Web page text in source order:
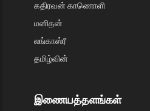
கதிரவன் காணொளி
மனிதன்
லங்காஸ்ரீ
தமிழ்வின்
இணையத்தளங்கள்